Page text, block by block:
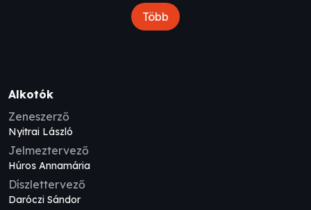
Több
Alkotók
Zeneszerző
Nyitrai László
Jelmeztervező
Húros Annamária
Díszlettervező
Daróczi Sándor